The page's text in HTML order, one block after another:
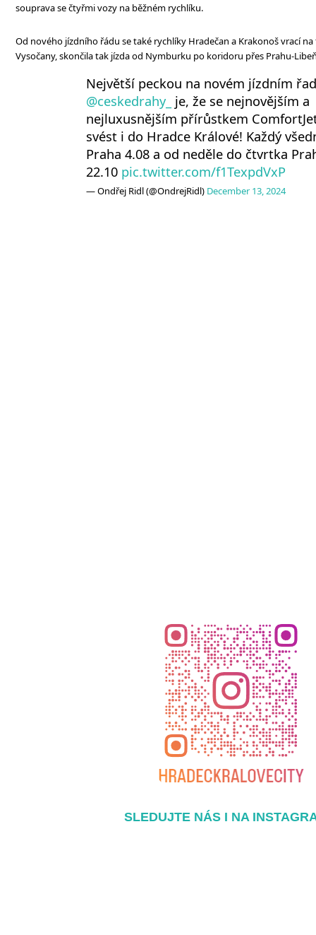
souprava se čtyřmi vozy na běžném rychlíku.
Od nového jízdního řádu se také rychlíky Hradečan a Krakonoš vrací
Vysočany, skončila tak jízda od Nymburku po koridoru přes Prahu-
Největší peckou na novém jízdním
@ceskedrahy_ je, že se nejnovějším a
nejluxusnějším přírůstkem
svést i do Hradce Králové! Každý
Praha 4.08 a od neděle do čtvrtka
22.10 pic.twitter.com/f1TexpdVxP
— Ondřej Ridl (@OndrejRidl) December 13, 2024
SLEDUJTE NÁS I NA